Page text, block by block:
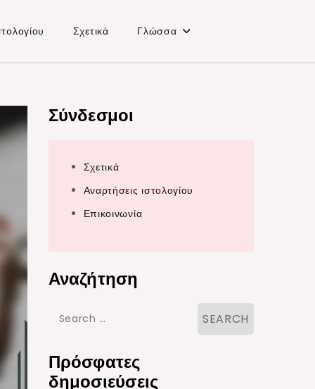
Σχετικά Γλώσσα
Σύνδεσμοι
Σχετικά
Αναρτήσεις ιστολογίου
Επικοινωνία
Αναζήτηση
Search
Πρόσφατες
δημοσιεύσεις